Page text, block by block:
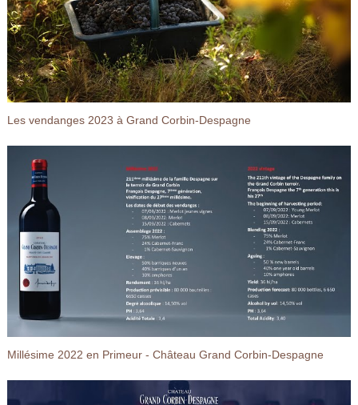
Les vendanges 2023 à Grand Corbin-Despagne
Millésime 2022 en Primeur - Château Grand Corbin-Despagne